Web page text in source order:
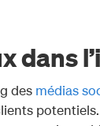
dans
des médias